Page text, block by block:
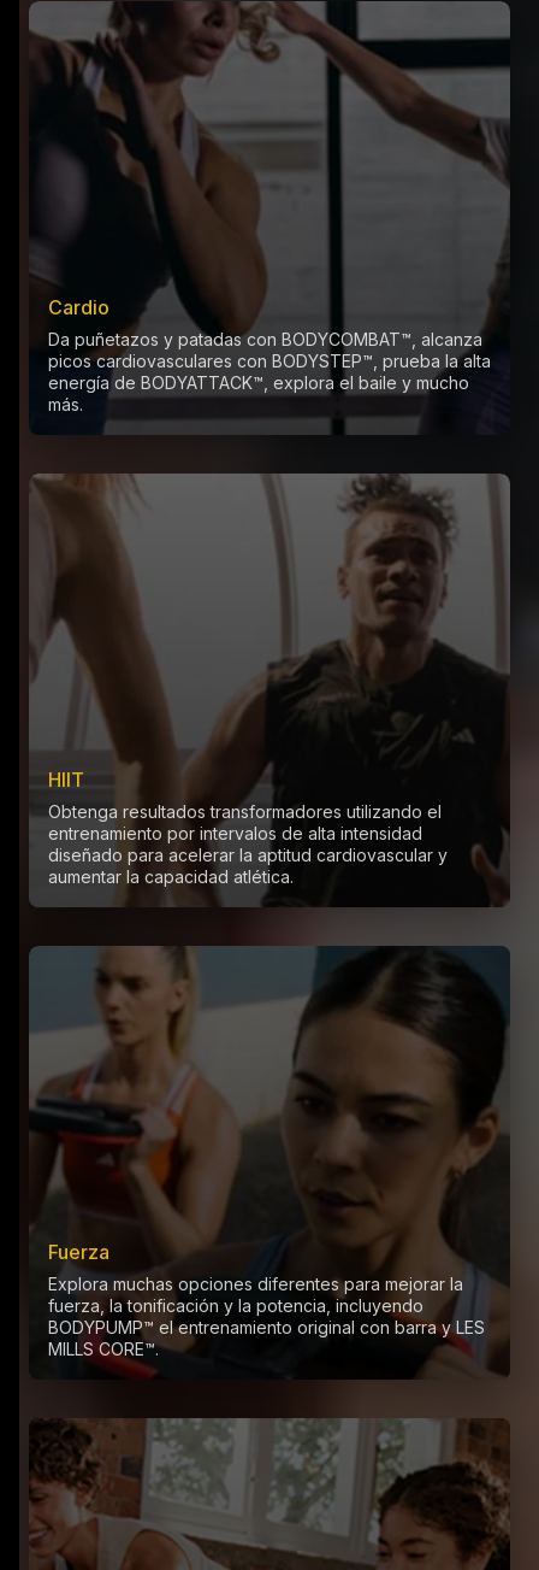
Cardio
Da puñetazos y patadas con BODYCOMBAT™, alcanza
picos cardiovasculares con BODYSTEP™, prueba la alta
energía de BODYATTACK™, explora el baile y mucho
más.
HIIT
Obtenga resultados transformadores utilizando el
entrenamiento por intervalos de alta intensidad
diseñado para acelerar la aptitud cardiovascular y
aumentar la capacidad atlética.
Fuerza
Explora muchas opciones diferentes para mejorar la
fuerza, la tonificación y la potencia, incluyendo
BODYPUMP™ el entrenamiento original con barra y LES
MILLS CORE™.